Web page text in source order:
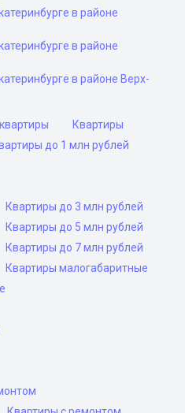
в районе
в районе
в районе Верх-
Квартиры
до 1 млн рублей
Квартиры до 3 млн рублей
Квартиры до 5 млн рублей
Квартиры до 7 млн рублей
Квартиры малогабаритные